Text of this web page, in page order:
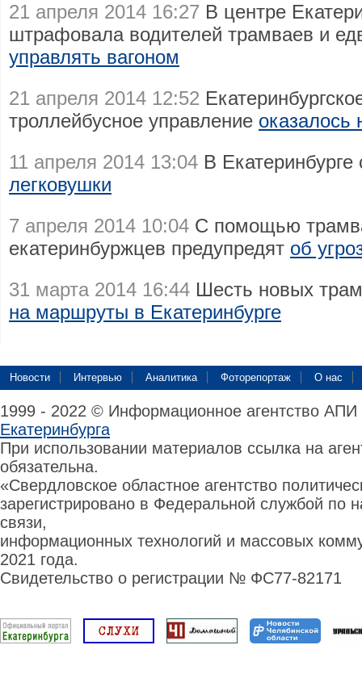
21 апреля 2014 16:27 В центре
штрафовала водителей трамваев и
управлять вагоном
21 апреля 2014 12:52
троллейбусное управление оказалось
11 апреля 2014 13:04 В Екатеринбурге
легковушки
7 апреля 2014 10:04 С помощью
екатеринбуржцев предупредят об
31 марта 2014 16:44 Шесть новых
на маршруты в Екатеринбурге
Новости Интервью Аналитика Фоторепортаж О нас
1999 - 2022 © Информационное агентство
Екатеринбурга
При использовании материалов ссылка на
обязательна.
«Свердловское областное агентство
зарегистрировано в Федеральной службой по
связи,
информационных технологий и массовых
2021 года.
Свидетельство о регистрации № ФС77-82171